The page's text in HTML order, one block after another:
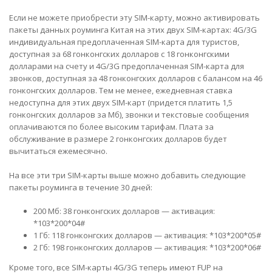
Если не можете приобрести эту SIM-карту, можно активировать
пакеты данных роуминга Китая на этих двух SIM-картах: 4G/3G
индивидуальная предоплаченная SIM-карта для туристов,
доступная за 68 гонконгских долларов с 18 гонконгскими
долларами на счету и 4G/3G предоплаченная SIM-карта для
звонков, доступная за 48 гонконгских долларов с балансом на 46
гонконгских долларов. Тем не менее, ежедневная ставка
недоступна для этих двух SIM-карт (придется платить 1,5
гонконгских долларов за Mб), звонки и текстовые сообщения
оплачиваются по более высоким тарифам. Плата за
обслуживание в размере 2 гонконгских долларов будет
вычитаться ежемесячно.
На все эти три SIM-карты выше можно добавить следующие
пакеты роуминга в течение 30 дней:
200 Мб: 38 гонконгских долларов — активация:
*103*200*04#
1 Гб: 118 гонконгских долларов — активация: *103*200*05#
2 Гб: 198 гонконгских долларов — активация: *103*200*06#
Кроме того, все SIM-карты 4G/3G теперь имеют FUP на